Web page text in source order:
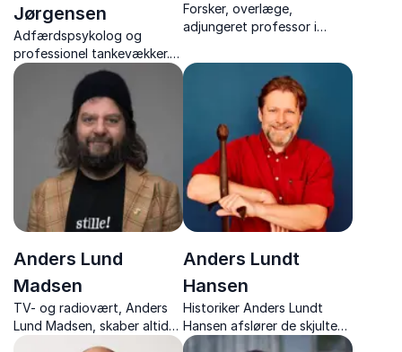
Jørgensen
Adfærdspsykolog og
professionel tankevækker.
Taler især om vaner, adfærd
og menneskers forhold til
teknologi og AI.
Forsker, overlæge,
adjungeret professor i
bestsellerforfatter. En af
Danmarks mest markante
formidlere om virus og
Anders Lund
Madsen
TV- og radiovært, Anders
Lund Madsen, skaber altid
god stemning. Book ham til
Anders Lundt
Hansen
Historiker Anders Lundt
Hansen afslører de skjulte
sider af Danmarks historie